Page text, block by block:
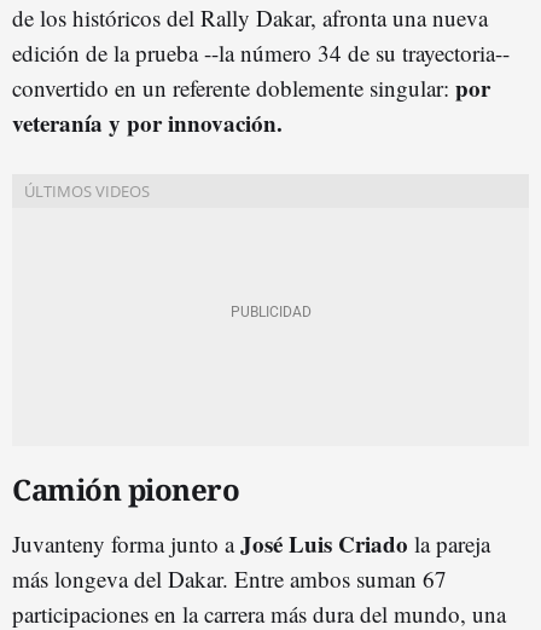
de los históricos del Rally Dakar, afronta una nueva
edición de la prueba --la número 34 de su trayectoria--
convertido en un referente doblemente singular: por
veteranía y por innovación.
Camión pionero
Juvanteny forma junto aJosé Luis Criado la pareja
más longeva del Dakar. Entre ambos suman 67
participaciones en la carrera más dura del mundo, una